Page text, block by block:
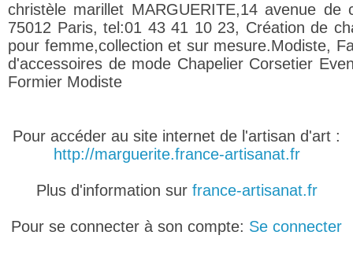
christèle marillet MARGUERITE,14 avenue de
75012 Paris, tel:01 43 41 10 23, Création de
pour femme,collection et sur mesure.Modiste,
d'accessoires de mode Chapelier Corsetier
Formier Modiste
Pour accéder au site internet de l'artisan d'art :
http://marguerite.france-artisanat.fr
Plus d'information sur france-artisanat.fr
Pour se connecter à son compte: Se connecter